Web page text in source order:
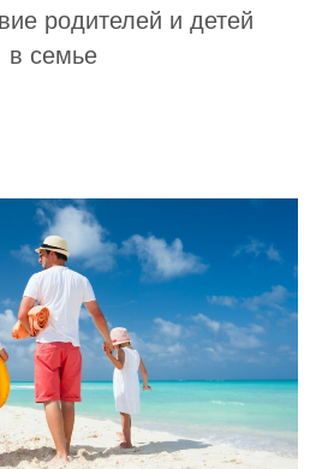
родителей и детей
в семье